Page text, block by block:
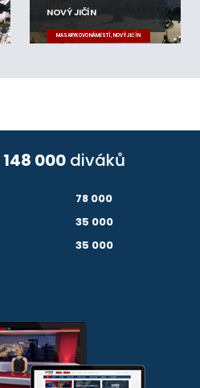
NOVÝ JIČÍN
MASARYKOVO NÁMĚSTÍ, NOVÝ JIČÍN
148 000 diváků
78 000
35 000
35 000